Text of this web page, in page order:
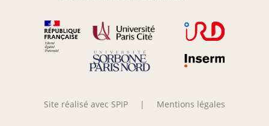
Site réalisé avec SPIP | Mentions légales